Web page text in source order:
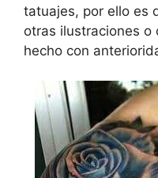
tatuajes, por ello es
otras ilustraciones o
hecho con